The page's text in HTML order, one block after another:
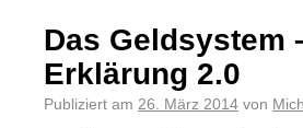
Das Geldsystem
Erklärung 2.0
Publiziert am 26. März 2014 von